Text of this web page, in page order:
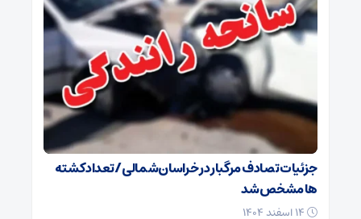
جزئیات تصادف مرگبار در خراسان‌شمالی/ تعداد کشته
ها مشخص شد